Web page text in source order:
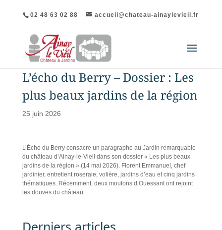
02 48 63 02 88 accueil@chateau-ainaylevieil.fr
L’écho du Berry – Dossier : Les
plus beaux jardins de la région
25 juin 2026
L’Écho du Berry consacre un paragraphe au Jardin remarquable
du château d’Ainay-le-Vieil dans son dossier « Les plus beaux
jardins de la région » (14 mai 2026). Florent Emmanuel, chef
jardinier, entretient roseraie, volière, jardins d’eau et cinq jardins
thématiques. Récemment, deux moutons d’Ouessant ont rejoint
les douves du château.
Derniers articles